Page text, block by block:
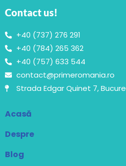
Contact us!
+40 (737) 276 291
+40 (784) 265 362
+40 (757) 633 544
contact@primeromania.ro
Strada Edgar Quinet 7,
Acasă
Despre
Blog